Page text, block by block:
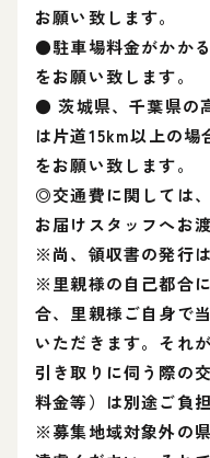
お願い致します。
●駐車場料金がかか
をお願い致します。
● 茨城県、千葉県の
は片道15km以上の場
をお願い致します。
◎交通費に関しては
お届けスタッフへお
※尚、領収書の発行は
※里親様の自己都合
合、里親様ご自身で
いただきます。それ
引き取りに伺う際の
料金等）は別途ご負
※募集地域対象外の